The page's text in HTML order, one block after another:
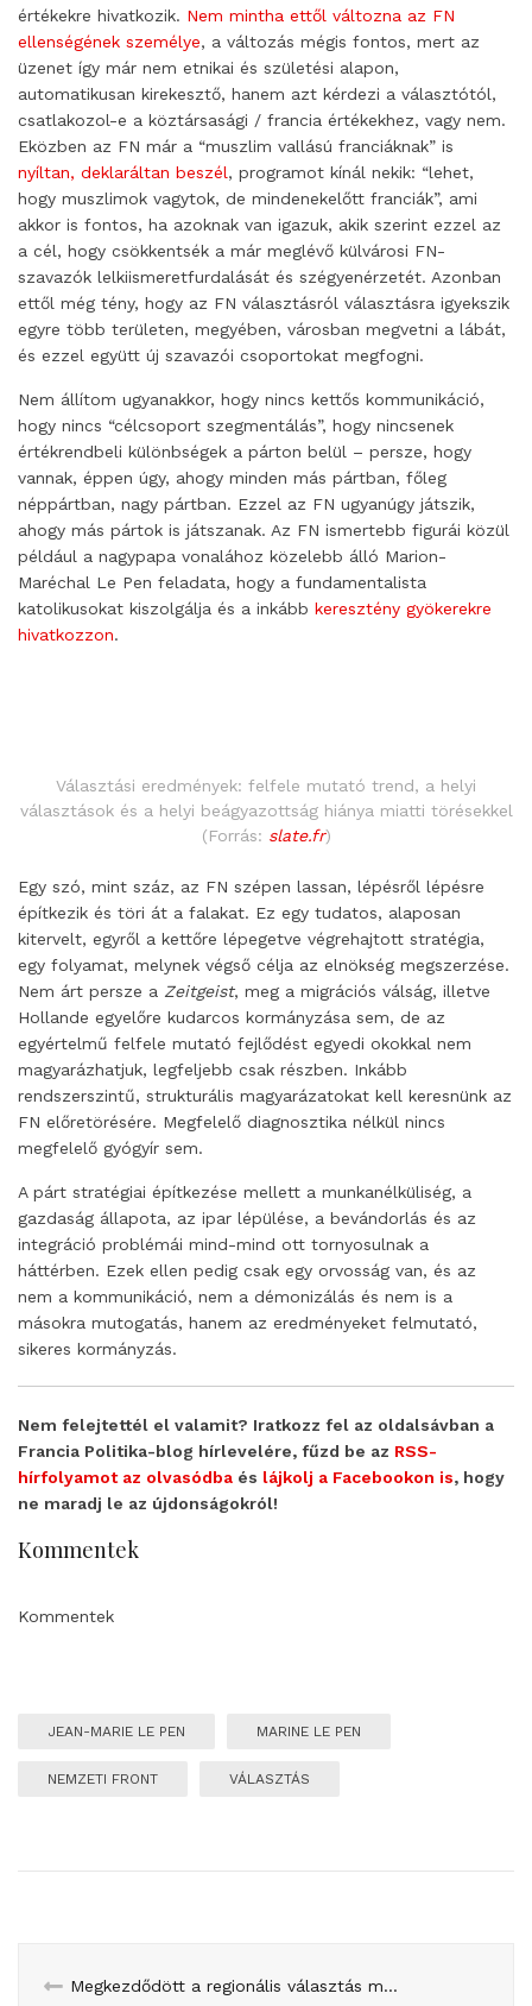
értékekre hivatkozik. Nem mintha ettől változna az FN
ellenségének személye, a változás mégis fontos, mert az
üzenet így már nem etnikai és születési alapon,
automatikusan kirekesztő, hanem azt kérdezi a választótól,
csatlakozol-e a köztársasági / francia értékekhez, vagy nem.
Eközben az FN már a “muszlim vallású franciáknak” is
nyíltan, deklaráltan beszél, programot kínál nekik: “lehet,
hogy muszlimok vagytok, de mindenekelőtt franciák”, ami
akkor is fontos, ha azoknak van igazuk, akik szerint ezzel az
a cél, hogy csökkentsék a már meglévő külvárosi FN-
szavazók lelkiismeretfurdalását és szégyenérzetét. Azonban
ettől még tény, hogy az FN választásról választásra igyekszik
egyre több területen, megyében, városban megvetni a lábát,
és ezzel együtt új szavazói csoportokat megfogni.
Nem állítom ugyanakkor, hogy nincs kettős kommunikáció,
hogy nincs “célcsoport szegmentálás”, hogy nincsenek
értékrendbeli különbségek a párton belül – persze, hogy
vannak, éppen úgy, ahogy minden más pártban, főleg
néppártban, nagy pártban. Ezzel az FN ugyanúgy játszik,
ahogy más pártok is játszanak. Az FN ismertebb figurái közül
például a nagypapa vonalához közelebb álló Marion-
Maréchal Le Pen feladata, hogy a fundamentalista
katolikusokat kiszolgálja és a inkább keresztény gyökerekre
hivatkozzon.
Választási eredmények: felfele mutató trend, a helyi
választások és a helyi beágyazottság hiánya miatti törésekkel
(Forrás: slate.fr)
Egy szó, mint száz, az FN szépen lassan, lépésről lépésre
építkezik és töri át a falakat. Ez egy tudatos, alaposan
kitervelt, egyről a kettőre lépegetve végrehajtott stratégia,
egy folyamat, melynek végső célja az elnökség megszerzése.
Nem árt persze a Zeitgeist, meg a migrációs válság, illetve
Hollande egyelőre kudarcos kormányzása sem, de az
egyértelmű felfele mutató fejlődést egyedi okokkal nem
magyarázhatjuk, legfeljebb csak részben. Inkább
rendszerszintű, strukturális magyarázatokat kell keresnünk az
FN előretörésére. Megfelelő diagnosztika nélkül nincs
megfelelő gyógyír sem.
A párt stratégiai építkezése mellett a munkanélküliség, a
gazdaság állapota, az ipar lépülése, a bevándorlás és az
integráció problémái mind-mind ott tornyosulnak a
háttérben. Ezek ellen pedig csak egy orvosság van, és az
nem a kommunikáció, nem a démonizálás és nem is a
másokra mutogatás, hanem az eredményeket felmutató,
sikeres kormányzás.
Nem felejtettél el valamit? Iratkozz fel az oldalsávban a
Francia Politika-blog hírlevelére, fűzd be az RSS-
hírfolyamot az olvasódba és lájkolj a Facebookon is, hogy
ne maradj le az újdonságokról!
Kommentek
Kommentek
JEAN-MARIE LE PEN MARINE LE PEN
NEMZETI FRONT VÁLASZTÁS
Megkezdődött a regionális választás második fordulója